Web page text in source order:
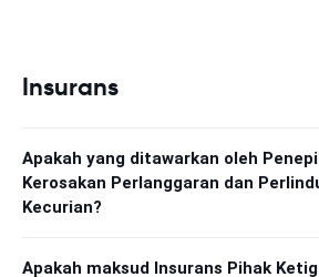
Insurans
Apakah yang ditawarkan oleh
Kerosakan Perlanggaran dan
Kecurian?
Apakah maksud Insurans Pihak